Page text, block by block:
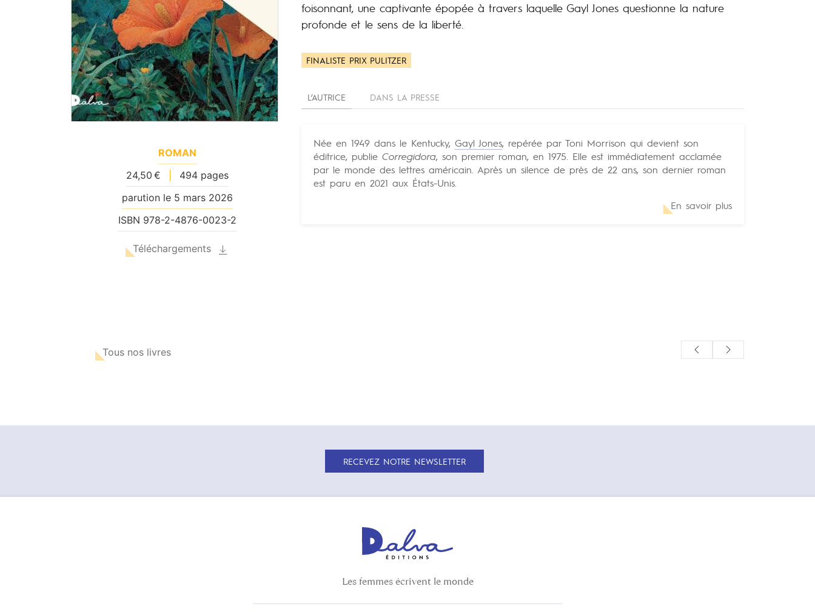
ROMAN
24,50 €
494 pages
parution le 5 mars 2026
ISBN 978-2-4876-0023-2
Téléchargements
foisonnant, une captivante épopée à travers laquelle Gayl Jones questionne la nature
profonde et le sens de la liberté.
FINALISTE PRIX PULITZER
L’AUTRICE DANS LA PRESSE
Née en 1949 dans le Kentucky, Gayl Jones, repérée par Toni Morrison qui devient son
éditrice, publie Corregidora, son premier roman, en 1975. Elle est immédiatement acclamée
par le monde des lettres américain. Après un silence de près de 22 ans, son dernier roman
est paru en 2021 aux États-Unis.
En savoir plus
Tous nos livres
RECEVEZ NOTRE NEWSLETTER
Les femmes écrivent le monde